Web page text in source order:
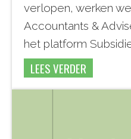
verlopen, werken
Accountants &
het platform
LEES VERDER